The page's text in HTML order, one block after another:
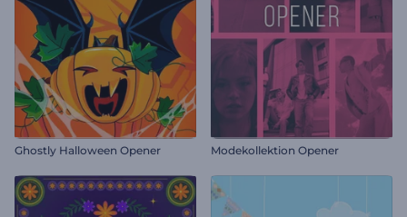
Ghostly Halloween Opener Modekollektion Opener